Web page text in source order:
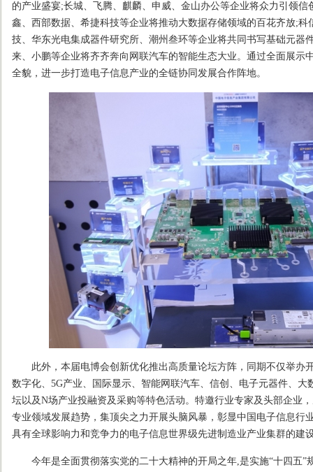
的产业盛宴;长城、飞腾、麒麟、申威、金山办公等企业将众力引领
鑫、西部数据、希捷科技等企业将推动大数据存储领域的百花齐放;
技、华东光电集成器件研究所、潮州叁环等企业将共同书写基础元器
来、小鹏等企业将齐齐奔向网联汽车的智能生态大业。通过全面展示
全貌，进一步打造电子信息产业的全链协同发展合作阵地。
此外，本届电博会创新优化推出高质量论坛方阵，同期不仅举办
数字化、5G产业、国际显示、智能网联汽车、信创、电子元器件、
坛以及N场产业投融资及采购等特色活动。特邀行业专家及头部企业
专业领域发展趋势，集顶尖之力开展头脑风暴，彰显中国电子信息行
具有全球影响力和竞争力的电子信息世界级先进制造业产业集群的建
今年是全面贯彻落实党的二十大精神的开局之年,是实施“十四五”